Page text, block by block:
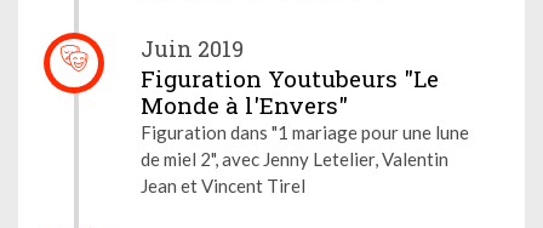
Juin 2019
Figuration Youtubeurs "Le
Monde à l'Envers"
Figuration dans "1 mariage pour une lune
de miel 2", avec Jenny Letelier, Valentin
Jean et Vincent Tirel